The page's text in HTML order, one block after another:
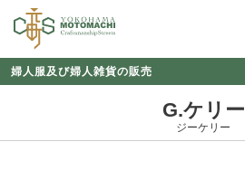
婦人服及び婦人雑貨の販売
G.ケリー
ジーケリー